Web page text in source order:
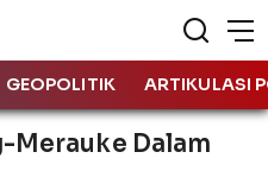
GEOPOLITIK ARTIKULASI
Dalam